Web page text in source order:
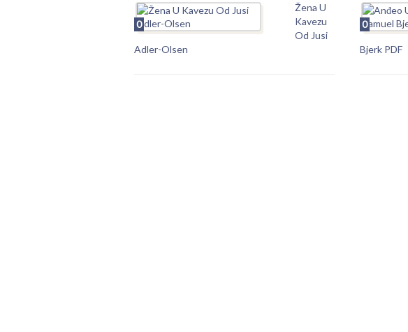
0
Žena U
Kavezu
Od Jusi
Adler-Olsen
0
Bjerk PDF